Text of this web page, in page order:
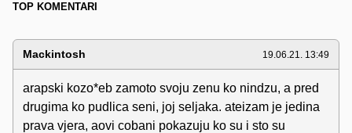
TOP KOMENTARI
Mackintosh 19.06.21. 13:49
arapski kozo*eb zamoto svoju zenu ko nindzu, a pred
drugima ko pudlica seni, joj seljaka. ateizam je jedina
prava vjera, aovi cobani pokazuju ko su i sto su